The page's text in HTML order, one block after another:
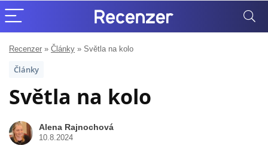
Recenzer » Články » Světla na kolo
Články
Světla na kolo
Alena Rajnochová
10.8.2024